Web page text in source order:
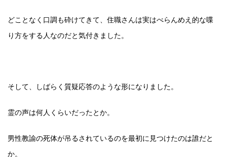
どことなく口調も砕けてきて、住職さんは実はべらんめえ的な喋
り方をする人なのだと気付きました。
そして、しばらく質疑応答のような形になりました。
霊の声は何人くらいだったとか。
男性教諭の死体が吊るされているのを最初に見つけたのは誰だと
か。